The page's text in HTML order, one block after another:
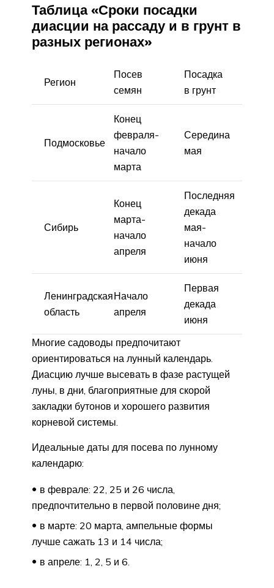
Таблица «Сроки посадки
диасции на рассаду и в грунт в
разных регионах»
Регион
Посев
семян
Посадка
в грунт
Подмосковье
Конец
февраля-
начало
марта
Середина
мая
Сибирь
Конец
марта-
начало
апреля
Последняя
декада
мая-
начало
июня
Ленинградская
область
Начало
апреля
Первая
декада
июня
Многие садоводы предпочитают
ориентироваться на лунный календарь.
Диасцию лучше высевать в фазе растущей
луны, в дни, благоприятные для скорой
закладки бутонов и хорошего развития
корневой системы.
Идеальные даты для посева по лунному
календарю:
в феврале: 22, 25 и 26 числа,
предпочтительно в первой половине дня;
в марте: 20 марта, ампельные формы
лучше сажать 13 и 14 числа;
в апреле: 1, 2, 5 и 6.